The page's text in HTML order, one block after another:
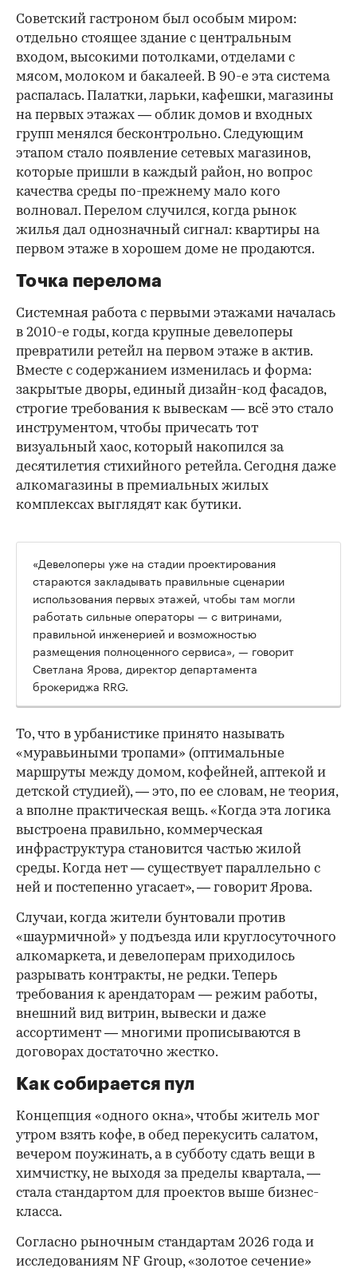
Советский гастроном был особым миром:
отдельно стоящее здание с центральным
входом, высокими потолками, отделами с
мясом, молоком и бакалеей. В 90-е эта система
распалась. Палатки, ларьки, кафешки, магазины
на первых этажах — облик домов и входных
групп менялся бесконтрольно. Следующим
этапом стало появление сетевых магазинов,
которые пришли в каждый район, но вопрос
качества среды по-прежнему мало кого
волновал. Перелом случился, когда рынок
жилья дал однозначный сигнал: квартиры на
первом этаже в хорошем доме не продаются.
Точка перелома
Системная работа с первыми этажами началась
в 2010-е годы, когда крупные девелоперы
превратили ретейл на первом этаже в актив.
Вместе с содержанием изменилась и форма:
закрытые дворы, единый дизайн-код фасадов,
строгие требования к вывескам — всё это стало
инструментом, чтобы причесать тот
визуальный хаос, который накопился за
десятилетия стихийного ретейла. Сегодня даже
алкомагазины в премиальных жилых
комплексах выглядят как бутики.
00:00
«Девелоперы уже на стадии проектирования
стараются закладывать правильные сценарии
использования первых этажей, чтобы там могли
работать сильные операторы — с витринами,
правильной инженерией и возможностью
размещения полноценного сервиса», — говорит
Светлана Ярова, директор департамента
брокериджа RRG.
То, что в урбанистике принято называть
«муравьиными тропами» (оптимальные
маршруты между домом, кофейней, аптекой и
детской студией), — это, по ее словам, не теория,
а вполне практическая вещь. «Когда эта логика
выстроена правильно, коммерческая
инфраструктура становится частью жилой
среды. Когда нет — существует параллельно с
ней и постепенно угасает», — говорит Ярова.
Случаи, когда жители бунтовали против
«шаурмичной» у подъезда или круглосуточного
алкомаркета, и девелоперам приходилось
разрывать контракты, не редки. Теперь
требования к арендаторам — режим работы,
внешний вид витрин, вывески и даже
ассортимент — многими прописываются в
договорах достаточно жестко.
Как собирается пул
Концепция «одного окна», чтобы житель мог
утром взять кофе, в обед перекусить салатом,
вечером поужинать, а в субботу сдать вещи в
химчистку, не выходя за пределы квартала, —
стала стандартом для проектов выше бизнес-
класса.
Согласно рыночным стандартам 2026 года и
исследованиям NF Group, «золотое сечение»